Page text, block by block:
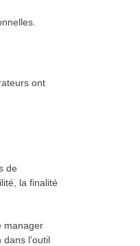
ont
de
la finalité
manager
l’outil